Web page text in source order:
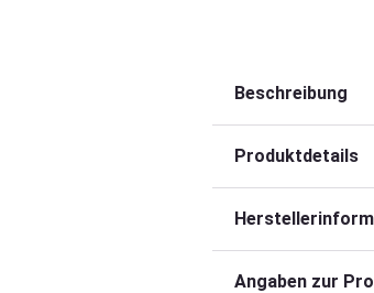
Beschreibung
Produktdetails
Angaben zur